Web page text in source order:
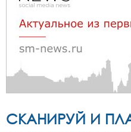
СКАНИРУЙ И